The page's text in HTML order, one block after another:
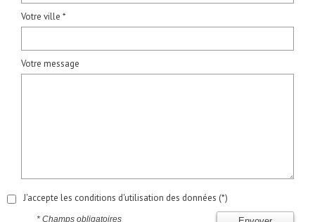
Votre ville *
Votre message
J'accepte les conditions d'utilisation des données (*)
* Champs obligatoires